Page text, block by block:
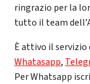
ringrazio per la
tutto il team
È attivo il servizio
Whatasapp,
Per Whatsapp